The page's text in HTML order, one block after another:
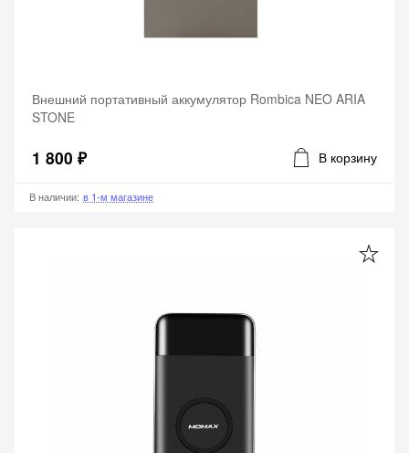
Внешний портативный аккумулятор Rombica NEO ARIA
STONE
1 800 ₽ В корзину
В наличии: в 1-м магазине